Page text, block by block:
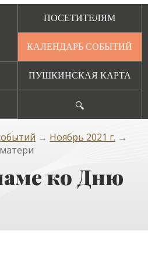
ПОСЕТИТЕЛЯМ
КАЛЕНДАРЬ СОБЫТИЙ
ПУШКИНСКАЯ КАРТА
🔍
→ Ноябрь 2021 г. →
ко Дню